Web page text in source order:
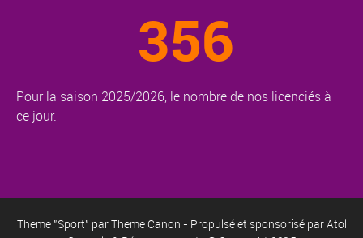
356
Pour la saison 2025/2026, le nombre de nos licenciés à
ce jour.
Theme "Sport" parTheme Canon - Propulsé et sponsorisé parAtol